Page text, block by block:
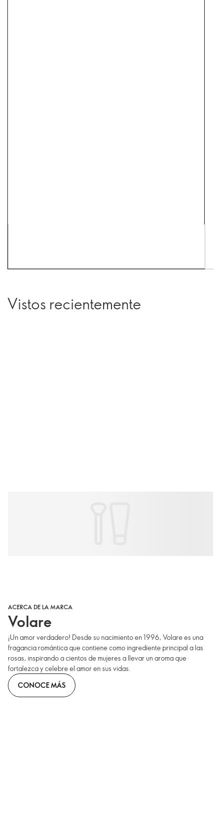
Vistos recientemente
ACERCA DE LA MARCA
Volare
¡Un amor verdadero! Desde su nacimiento en 1996, Volare es una
fragancia romántica que contiene como ingrediente principal a las
rosas, inspirando a cientos de mujeres a llevar un aroma que
fortalezca y celebre el amor en sus vidas.
CONOCE MÁS